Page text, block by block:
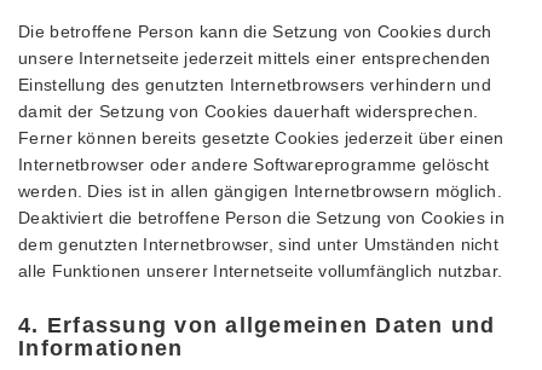
Die betroffene Person kann die Setzung von Cookies durch
unsere Internetseite jederzeit mittels einer entsprechenden
Einstellung des genutzten Internetbrowsers verhindern und
damit der Setzung von Cookies dauerhaft widersprechen.
Ferner können bereits gesetzte Cookies jederzeit über einen
Internetbrowser oder andere Softwareprogramme gelöscht
werden. Dies ist in allen gängigen Internetbrowsern möglich.
Deaktiviert die betroffene Person die Setzung von Cookies in
dem genutzten Internetbrowser, sind unter Umständen nicht
alle Funktionen unserer Internetseite vollumfänglich nutzbar.
4. Erfassung von allgemeinen Daten und
Informationen